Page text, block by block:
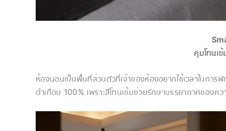
คุมโทนเ
ห้องนอนเป็นพื้นที่ส่วนตัวที่เจ้าของห้องอยากใช้เวลาในกา
ดำเกือบ 100% เพราะสีโทนเข้มช่วยรักษาบรรยากาศของค